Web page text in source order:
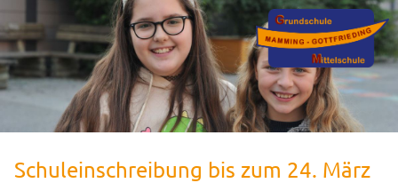
Schuleinschreibung bis zum 24. März